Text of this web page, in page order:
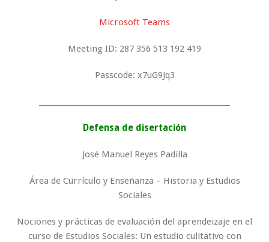
Microsoft Teams
Meeting ID: 287 356 513 192 419
Passcode: x7uG9Jq3
Defensa de disertación
José Manuel Reyes Padilla
Área de Currículo y Enseñanza – Historia y Estudios
Sociales
Nociones y prácticas de evaluación del aprendeizaje en el
curso de Estudios Sociales: Un estudio culitativo con